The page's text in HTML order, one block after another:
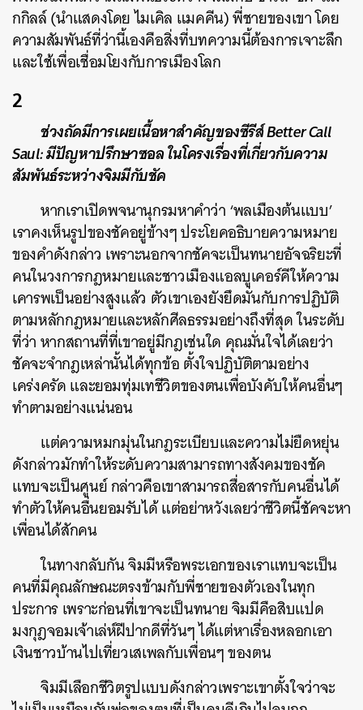
กกิลล์ (นำแสดงโดย ไมเคิล แมคคีน) พี่ชายของเขา โดย
ความสัมพันธ์ที่ว่านี้เองคือสิ่งที่บทความนี้ต้องการเจาะลึก
และใช้เพื่อเชื่อมโยงกับการเมืองโลก
2
ช่วงถัดมีการเผยเนื้อหาสำคัญของซีรีส์ Better Call
Saul: มีปัญหาปรึกษาซอล ในโครงเรื่องที่เกี่ยวกับความ
สัมพันธ์ระหว่างจิมมีกับชัค
หากเราเปิดพจนานุกรมหาคำว่า ‘พลเมืองต้นแบบ’
เราคงเห็นรูปของชัคอยู่ข้างๆ ประโยคอธิบายความหมาย
ของคำดังกล่าว เพราะนอกจากชัคจะเป็นทนายอัจฉริยะที่
คนในวงการกฎหมายและชาวเมืองแอลบูเคอร์คีให้ความ
เคารพเป็นอย่างสูงแล้ว ตัวเขาเองยังยึดมั่นกับการปฏิบัติ
ตามหลักกฎหมายและหลักศีลธรรมอย่างถึงที่สุด ในระดับ
ที่ว่า หากสถานที่ที่เขาอยู่มีกฎเช่นใด คุณมั่นใจได้เลยว่า
ชัคจะจำกฎเหล่านั้นได้ทุกข้อ ตั้งใจปฏิบัติตามอย่าง
เคร่งครัด และยอมทุ่มเทชีวิตของตนเพื่อบังคับให้คนอื่นๆ
ทำตามอย่างแน่นอน
แต่ความหมกมุ่นในกฎระเบียบและความไม่ยืดหยุ่น
ดังกล่าวมักทำให้ระดับความสามารถทางสังคมของชัค
แทบจะเป็นศูนย์ กล่าวคือเขาสามารถสื่อสารกับคนอื่นได้
ทำตัวให้คนอื่นยอมรับได้ แต่อย่าหวังเลยว่าชีวิตนี้ชัคจะหา
เพื่อนได้สักคน
ในทางกลับกัน จิมมีหรือพระเอกของเราแทบจะเป็น
คนที่มีคุณลักษณะตรงข้ามกับพี่ชายของตัวเองในทุก
ประการ เพราะก่อนที่เขาจะเป็นทนาย จิมมีคือสิบแปด
มงกุฎจอมเจ้าเล่ห์ฝีปากดีที่วันๆ ได้แต่หาเรื่องหลอกเอา
เงินชาวบ้านไปเที่ยวเสเพลกับเพื่อนๆ ของตน
จิมมีเลือกชีวิตรูปแบบดังกล่าวเพราะเขาตั้งใจว่าจะ